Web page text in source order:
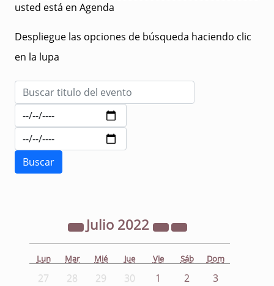
usted está en Agenda
Despliegue las opciones de búsqueda haciendo clic
en la lupa
Julio 2022
Lun Mar Mié Jue Vie Sáb Dom
27 28 29 30 1 2
3